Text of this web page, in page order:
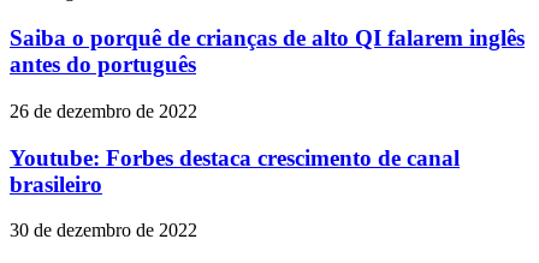
Saiba o porquê de crianças de alto QI falarem inglês
antes do português
26 de dezembro de 2022
Youtube: Forbes destaca crescimento de canal
brasileiro
30 de dezembro de 2022